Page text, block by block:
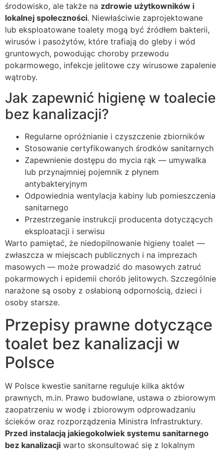
środowisko, ale także na zdrowie użytkowników i
lokalnej społeczności. Niewłaściwie zaprojektowane
lub eksploatowane toalety mogą być źródłem bakterii,
wirusów i pasożytów, które trafiają do gleby i wód
gruntowych, powodując choroby przewodu
pokarmowego, infekcje jelitowe czy wirusowe zapalenie
wątroby.
Jak zapewnić higienę w toalecie
bez kanalizacji?
Regularne opróżnianie i czyszczenie zbiorników
Stosowanie certyfikowanych środków sanitarnych
Zapewnienie dostępu do mycia rąk — umywalka
lub przynajmniej pojemnik z płynem
antybakteryjnym
Odpowiednia wentylacja kabiny lub pomieszczenia
sanitarnego
Przestrzeganie instrukcji producenta dotyczących
eksploatacji i serwisu
Warto pamiętać, że niedopilnowanie higieny toalet —
zwłaszcza w miejscach publicznych i na imprezach
masowych — może prowadzić do masowych zatruć
pokarmowych i epidemii chorób jelitowych. Szczególnie
narażone są osoby z osłabioną odpornością, dzieci i
osoby starsze.
Przepisy prawne dotyczące
toalet bez kanalizacji w
Polsce
W Polsce kwestie sanitarne reguluje kilka aktów
prawnych, m.in. Prawo budowlane, ustawa o zbiorowym
zaopatrzeniu w wodę i zbiorowym odprowadzaniu
ścieków oraz rozporządzenia Ministra Infrastruktury.
Przed instalacją jakiegokolwiek systemu sanitarnego
bez kanalizacji warto skonsultować się z lokalnym